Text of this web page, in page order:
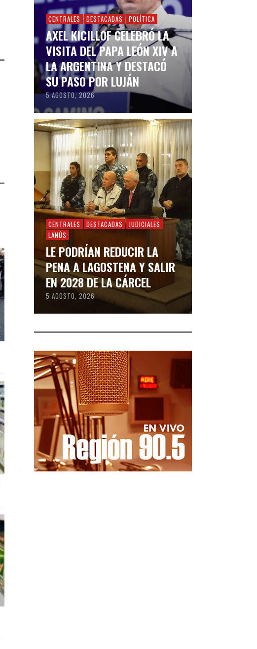
CENTRALES DESTACADAS POLÍTICA
AXEL KICILLOF CELEBRÓ LA
VISITA DEL PAPA LEÓN XIV A
LA ARGENTINA Y DESTACÓ
SU PASO POR LUJÁN
5 AGOSTO, 2026
CENTRALES DESTACADAS
JUDICIALES
LANÚS
LE PODRÍAN REDUCIR LA
PENA A LAGOSTENA Y SALIR
EN 2028 DE LA CÁRCEL
5 AGOSTO, 2026